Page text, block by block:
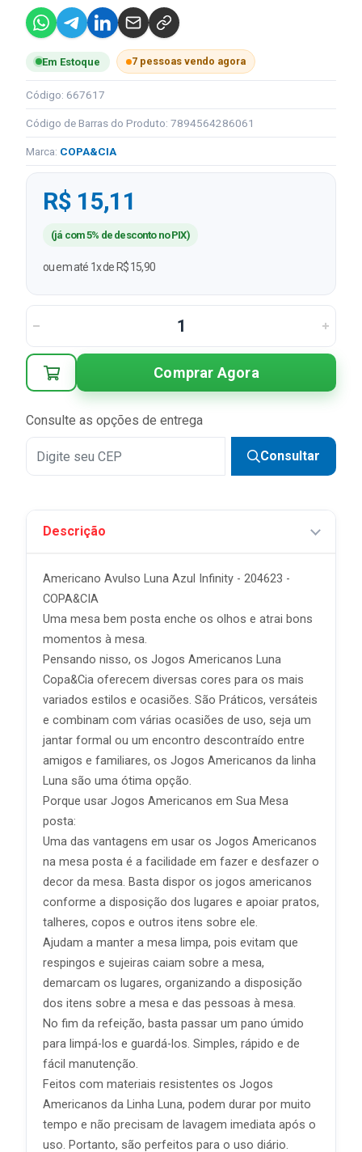
Em Estoque 7 pessoas vendo agora
Código: 667617
Código de Barras do Produto: 7894564286061
Marca: COPA&CIA
R$ 15,11
(já com 5% de desconto no PIX)
ou em até 1x de R$ 15,90
Comprar Agora
Consulte as opções de entrega
Consultar
Descrição
Americano Avulso Luna Azul Infinity - 204623 -
COPA&CIA
Uma mesa bem posta enche os olhos e atrai bons
momentos à mesa.
Pensando nisso, os Jogos Americanos Luna
Copa&Cia oferecem diversas cores para os mais
variados estilos e ocasiões. São Práticos, versáteis
e combinam com várias ocasiões de uso, seja um
jantar formal ou um encontro descontraído entre
amigos e familiares, os Jogos Americanos da linha
Luna são uma ótima opção.
Porque usar Jogos Americanos em Sua Mesa
posta:
Uma das vantagens em usar os Jogos Americanos
na mesa posta é a facilidade em fazer e desfazer o
decor da mesa. Basta dispor os jogos americanos
conforme a disposição dos lugares e apoiar pratos,
talheres, copos e outros itens sobre ele.
Ajudam a manter a mesa limpa, pois evitam que
respingos e sujeiras caiam sobre a mesa,
demarcam os lugares, organizando a disposição
dos itens sobre a mesa e das pessoas à mesa.
No fim da refeição, basta passar um pano úmido
para limpá-los e guardá-los. Simples, rápido e de
fácil manutenção.
Feitos com materiais resistentes os Jogos
Americanos da Linha Luna, podem durar por muito
tempo e não precisam de lavagem imediata após o
uso. Portanto, são perfeitos para o uso diário.